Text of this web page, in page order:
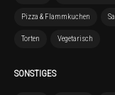
Pizza & Flammkuchen
Torten Vegetarisch
SONSTIGES